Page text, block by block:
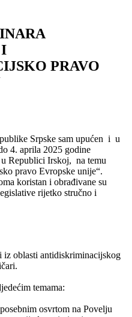
PRAVO
Srpske sam upućen i u
4. aprila 2025 godine
Republici Irskoj, na temu
pravo Evropske unije“.
koristan i obrađivane su
rijetko stručno i
oblasti antidiskriminacijskog
temama:
osvrtom na Povelju